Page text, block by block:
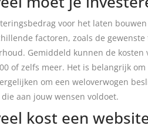
voor het laten
factoren, zoals de
Gemiddeld kunnen de
of zelfs meer. Het is belangrijk
om een weloverwogen
aan jouw wensen voldoet.
kost een